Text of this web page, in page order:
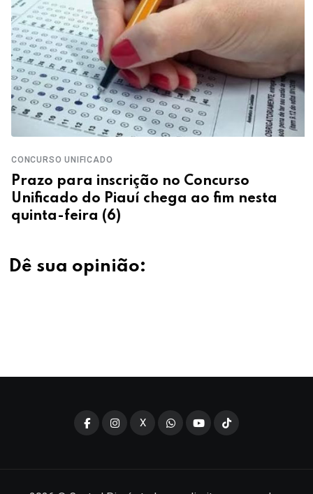
CONCURSO UNIFICADO
Prazo para inscrição no Concurso
Unificado do Piauí chega ao fim nesta
quinta-feira (6)
Dê sua opinião:
X